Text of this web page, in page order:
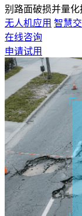
别路面破损并量化
无人机应用 智慧
在线咨询
申请试用